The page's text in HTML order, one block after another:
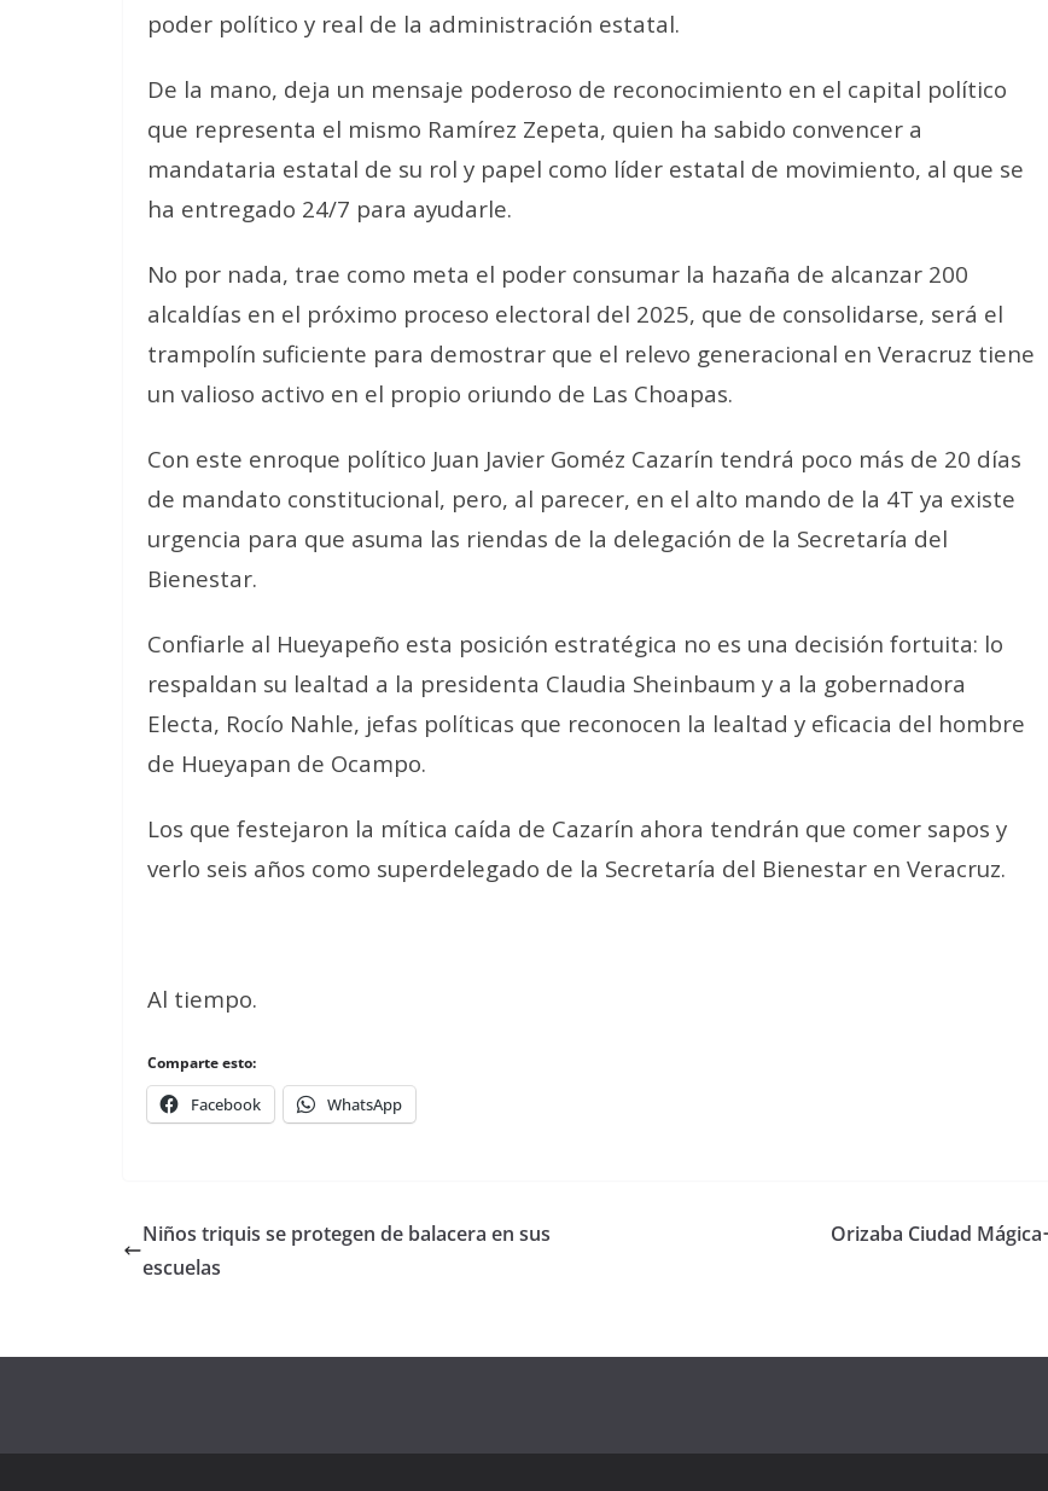
poder político y real de la administración estatal.
De la mano, deja un mensaje poderoso de reconocimiento en el capital político
que representa el mismo Ramírez Zepeta, quien ha sabido convencer a
mandataria estatal de su rol y papel como líder estatal de movimiento, al que se
ha entregado 24/7 para ayudarle.
No por nada, trae como meta el poder consumar la hazaña de alcanzar 200
alcaldías en el próximo proceso electoral del 2025, que de consolidarse, será el
trampolín suficiente para demostrar que el relevo generacional en Veracruz tiene
un valioso activo en el propio oriundo de Las Choapas.
Con este enroque político Juan Javier Goméz Cazarín tendrá poco más de 20 días
de mandato constitucional, pero, al parecer, en el alto mando de la 4T ya existe
urgencia para que asuma las riendas de la delegación de la Secretaría del
Bienestar.
Confiarle al Hueyapeño esta posición estratégica no es una decisión fortuita: lo
respaldan su lealtad a la presidenta Claudia Sheinbaum y a la gobernadora
Electa, Rocío Nahle, jefas políticas que reconocen la lealtad y eficacia del hombre
de Hueyapan de Ocampo.
Los que festejaron la mítica caída de Cazarín ahora tendrán que comer sapos y
verlo seis años como superdelegado de la Secretaría del Bienestar en Veracruz.
Al tiempo.
Comparte esto:
Facebook WhatsApp
Niños triquis se protegen de balacera en sus
escuelas
Orizaba Ciudad Mágica